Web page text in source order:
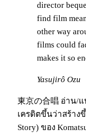
director
find film
other way
films could
makes it so
Yasujirô Ozu
東京の合唱 อ่าน/แ
เครดิตขึ้นว่าสร้าง
Story) ของ